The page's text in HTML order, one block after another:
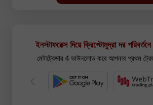
ইনস্টাফরেক্স দিয়ে ক্রিপ্টোমুদ্রা দর
মেটাট্রেডার 4 ডাউনলোড করে আপনার প্রথম